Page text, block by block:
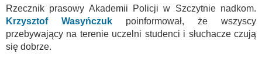
Rzecznik prasowy Akademii Policji w Szczytnie nadkom.
Krzysztof Wasyńczuk poinformował, że wszyscy
przebywający na terenie uczelni studenci i słuchacze czują
się dobrze.